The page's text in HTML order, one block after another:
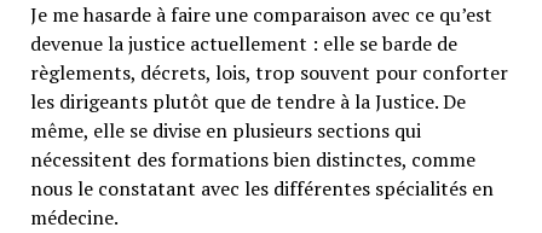
Je me hasarde à faire une comparaison avec ce qu’est
devenue la justice actuellement : elle se barde de
règlements, décrets, lois, trop souvent pour conforter
les dirigeants plutôt que de tendre à la Justice. De
même, elle se divise en plusieurs sections qui
nécessitent des formations bien distinctes, comme
nous le constatant avec les différentes spécialités en
médecine.